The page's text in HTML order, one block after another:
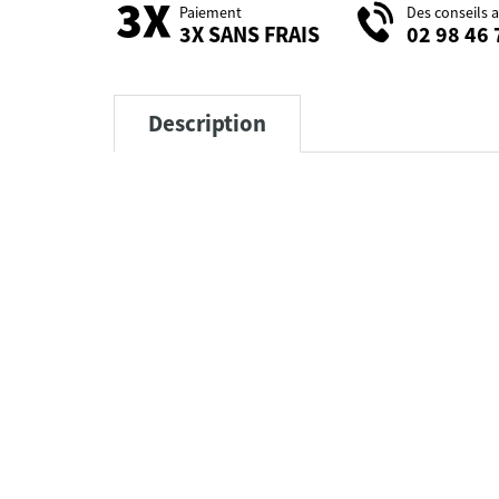
Paiement
3X SANS FRAIS
Des conseils
02 98 46
Description